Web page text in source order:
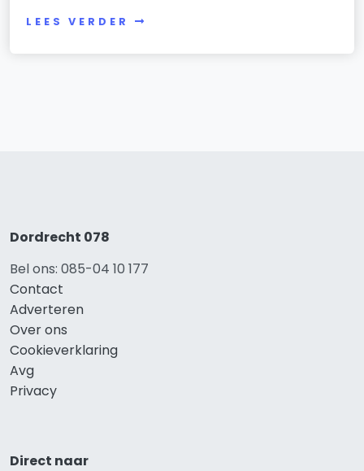
LEES VERDER
Dordrecht 078
Bel ons: 085-04 10 177
Contact
Adverteren
Over ons
Cookieverklaring
Avg
Privacy
Direct naar